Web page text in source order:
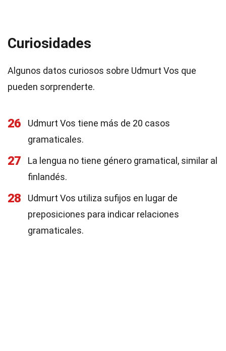
Curiosidades
Algunos datos curiosos sobre Udmurt Vos que
pueden sorprenderte.
26
Udmurt Vos tiene más de 20 casos
gramaticales.
27
La lengua no tiene género gramatical, similar al
finlandés.
28
Udmurt Vos utiliza sufijos en lugar de
preposiciones para indicar relaciones
gramaticales.